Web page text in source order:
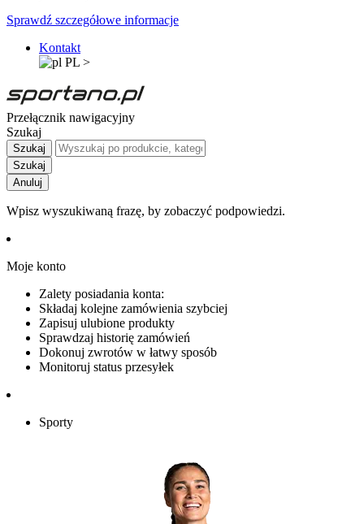
Sprawdź szczegółowe informacje
Kontakt
PL >
Przełącznik nawigacyjny
Szukaj
Szukaj
Szukaj
Anuluj
Wpisz wyszukiwaną frazę, by zobaczyć podpowiedzi.
Moje konto
Zalety posiadania konta:
Składaj kolejne zamówienia szybciej
Zapisuj ulubione produkty
Sprawdzaj historię zamówień
Dokonuj zwrotów w łatwy sposób
Monitoruj status przesyłek
Sporty